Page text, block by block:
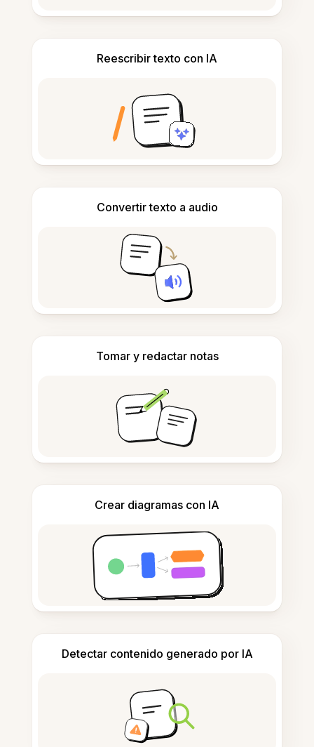
Reescribir texto con IA
Convertir texto a audio
Tomar y redactar notas
Crear diagramas con IA
Detectar contenido generado por IA